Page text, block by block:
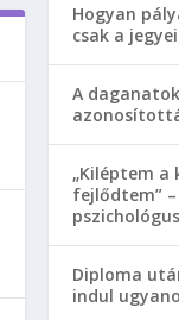
Hogyan
csak a
A
„Kiléptem
fejlődtem”
Diploma
indul